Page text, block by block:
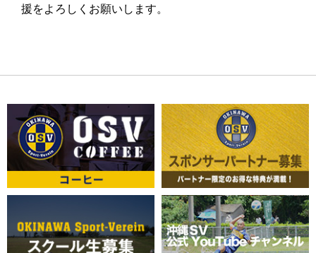
援をよろしくお願いします。